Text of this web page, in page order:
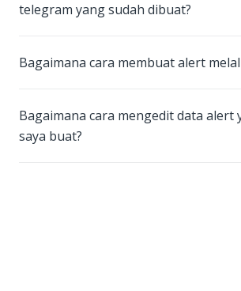
telegram yang sudah dibuat?
Bagaimana cara membuat alert
Bagaimana cara mengedit data alert
saya buat?